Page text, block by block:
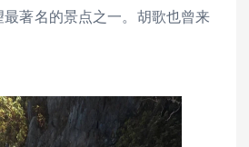
著名的景点之一。胡歌也曾来